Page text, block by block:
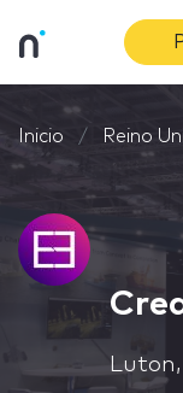
Inicio Reino